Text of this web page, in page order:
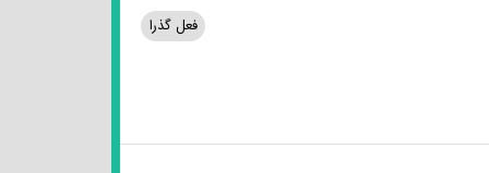
فعل گذرا